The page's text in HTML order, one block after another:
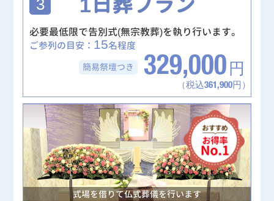
必要最低限で告別式(無宗教葬)を執り行います。
ご参列の目安： 15名程度
簡易祭壇つき 329,000 円
（税込361,900円）
式場を借りて仏式葬儀を行います